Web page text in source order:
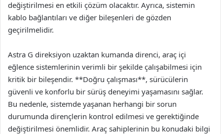
değiştirilmesi en etkili çözüm olacaktır. Ayrıca, sistemin
kablo bağlantıları ve diğer bileşenleri de gözden
geçirilmelidir.
Astra G direksiyon uzaktan kumanda direnci, araç içi
eğlence sistemlerinin verimli bir şekilde çalışabilmesi için
kritik bir bileşendir. **Doğru çalışması**, sürücülerin
güvenli ve konforlu bir sürüş deneyimi yaşamasını sağlar.
Bu nedenle, sistemde yaşanan herhangi bir sorun
durumunda dirençlerin kontrol edilmesi ve gerektiğinde
değiştirilmesi önemlidir. Araç sahiplerinin bu konudaki bilgi